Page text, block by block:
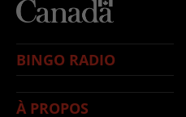
BINGO RADIO
À PROPOS